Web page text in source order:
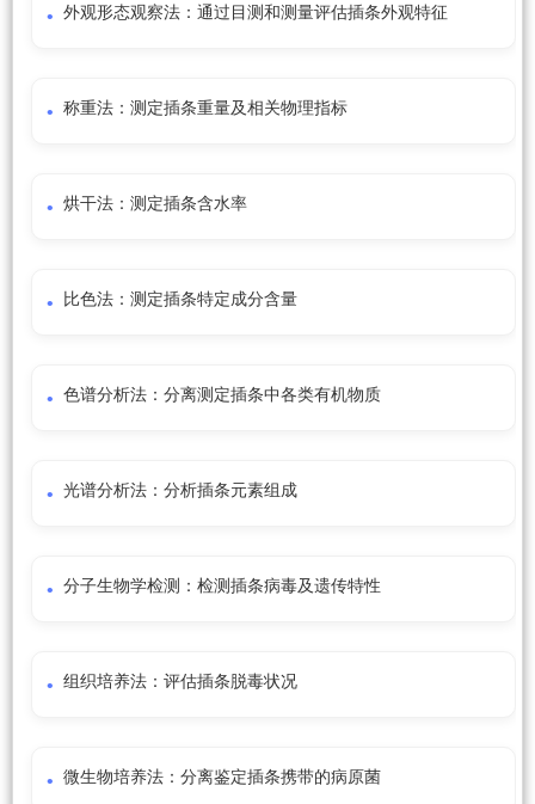
外观形态观察法：通过目测和测量评估插条外观特征
称重法：测定插条重量及相关物理指标
烘干法：测定插条含水率
比色法：测定插条特定成分含量
色谱分析法：分离测定插条中各类有机物质
光谱分析法：分析插条元素组成
分子生物学检测：检测插条病毒及遗传特性
组织培养法：评估插条脱毒状况
微生物培养法：分离鉴定插条携带的病原菌